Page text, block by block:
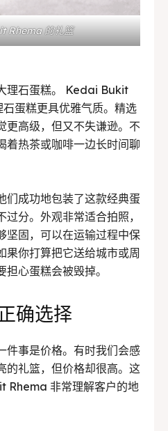
Rhema 的礼篮
理石蛋糕。 Kedai Bukit
蛋糕更具优雅气质。精选
更高级，但又不失谦逊。不
着热茶或咖啡一边长时间聊
们成功地包装了这款经典蛋
分。外观非常适合拍照，
坚固，可以在运输过程中保
果你打算把它送给城市或周
心蛋糕会被毁掉。
确选择
件事是价格。有时我们会感
的礼篮，但价格却很高。这
Rhema 非常理解客户的地